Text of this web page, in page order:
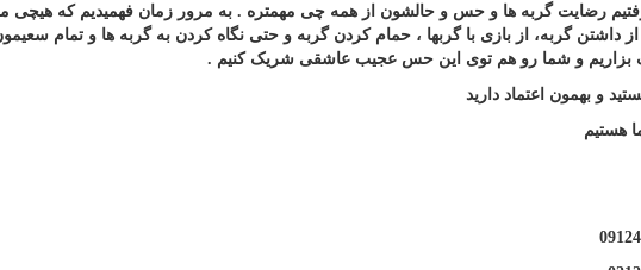
رضایت گربه ها و حس و حالشون از همه چی مهمتره . به مرور زمان فهمیدیم که
داشتن گربه، از بازی با گربها ، حمام کردن گربه و حتی نگاه کردن به گربه ها و تمام
بزاریم و شما رو هم توی این حس عجیب عاشقی شریک کنیم .
و بهمون اعتماد دارید
هستیم